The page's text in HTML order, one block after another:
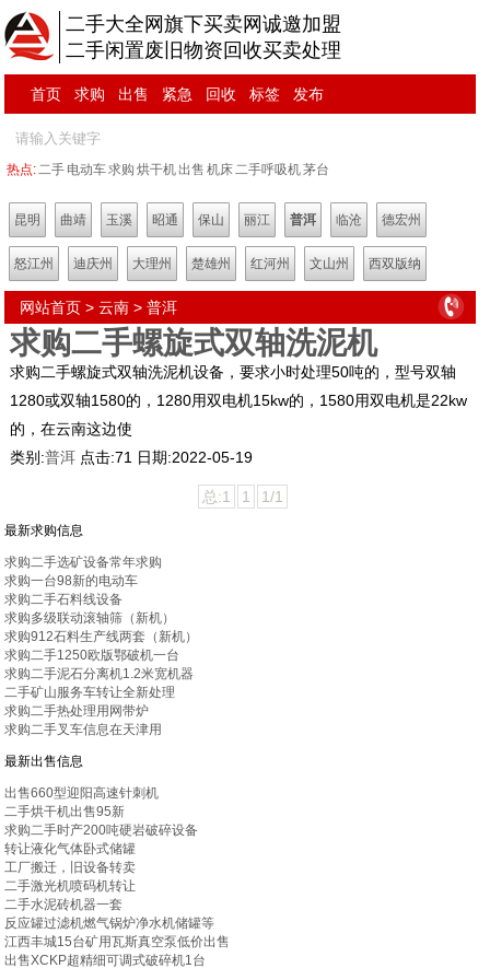
二手大全网旗下买卖网诚邀加盟
二手闲置废旧物资回收买卖处理
首页 求购 出售 紧急 回收 标签 发布
热点:二手 电动车求购 烘干机出售 机床二手呼吸机茅台
昆明 曲靖 玉溪 昭通 保山 丽江 普洱 临沧 德宏州
怒江州 迪庆州 大理州 楚雄州 红河州 文山州 西双版纳
网站首页 >云南 >普洱
求购二手螺旋式双轴洗泥机
求购二手螺旋式双轴洗泥机设备，要求小时处理50吨的，型号双轴
1280或双轴1580的，1280用双电机15kw的，1580用双电机是22kw
的，在云南这边使
类别:普洱 点击:71 日期:2022-05-19
总:1 1 1/1
最新求购信息
求购二手选矿设备常年求购
求购一台98新的电动车
求购二手石料线设备
求购多级联动滚轴筛（新机）
求购912石料生产线两套（新机）
求购二手1250欧版鄂破机一台
求购二手泥石分离机1.2米宽机器
二手矿山服务车转让全新处理
求购二手热处理用网带炉
求购二手叉车信息在天津用
最新出售信息
出售660型迎阳高速针刺机
二手烘干机出售95新
求购二手时产200吨硬岩破碎设备
转让液化气体卧式储罐
工厂搬迁，旧设备转卖
二手激光机喷码机转让
二手水泥砖机器一套
反应罐过滤机燃气锅炉净水机储罐等
江西丰城15台矿用瓦斯真空泵低价出售
出售XCKP超精细可调式破碎机1台